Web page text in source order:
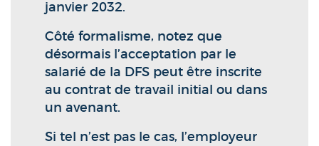
janvier 2032.
Côté formalisme, notez que
désormais l’acceptation par le
salarié de la DFS peut être inscrite
au contrat de travail initial ou dans
un avenant.
Si tel n’est pas le cas, l’employeur